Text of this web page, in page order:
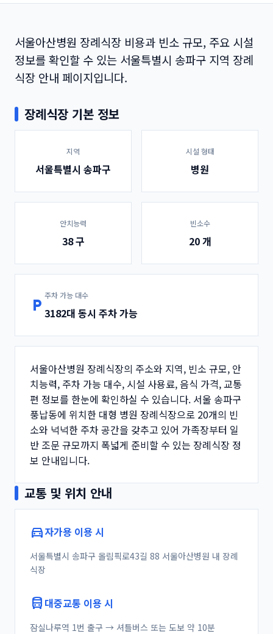
서울아산병원 장례식장 비용과 빈소 규모, 주요 시설
정보를 확인할 수 있는 서울특별시 송파구 지역 장례
식장 안내 페이지입니다.
장례식장 기본 정보
지역
서울특별시 송파구
시설 형태
병원
안치능력
38 구
빈소수
20 개
local_parking
주차 가능 대수
3182대 동시 주차 가능
서울아산병원 장례식장의 주소와 지역, 빈소 규모, 안
치능력, 주차 가능 대수, 시설 사용료, 음식 가격, 교통
편 정보를 한눈에 확인하실 수 있습니다. 서울 송파구
풍납동에 위치한 대형 병원 장례식장으로 20개의 빈
소와 넉넉한 주차 공간을 갖추고 있어 가족장부터 일
반 조문 규모까지 폭넓게 준비할 수 있는 장례식장 정
보 안내입니다.
교통 및 위치 안내
directions_car자가용 이용 시
서울특별시 송파구 올림픽로43길 88 서울아산병원 내 장례
식장
directions_bus 대중교통 이용 시
잠실나루역 1번 출구 → 셔틀버스 또는 도보 약 10분